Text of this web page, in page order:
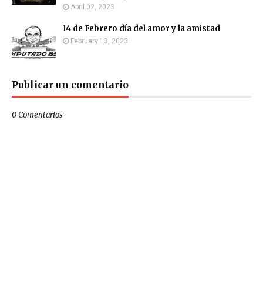
April 02, 2023
14 de Febrero día del amor y la amistad
February 13, 2023
Publicar un comentario
0 Comentarios